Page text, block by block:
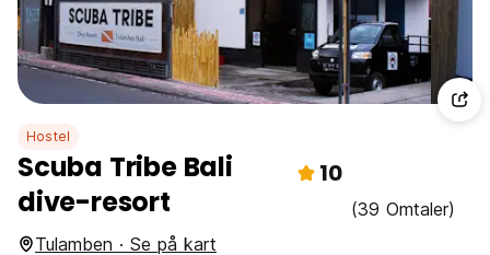
Hostel
Scuba Tribe Bali
dive-resort
10
(39 Omtaler)
Tulamben · Se på kart